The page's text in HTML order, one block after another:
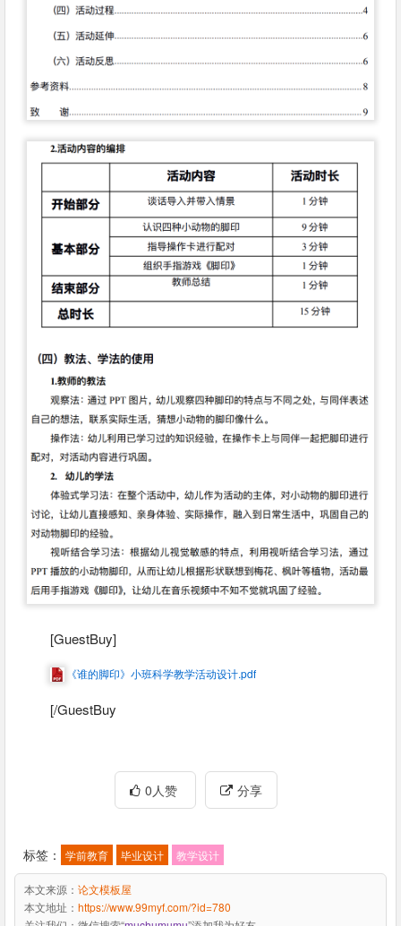
[GuestBuy]
《谁的脚印》⼩班科学教学活动设计.pdf
[/GuestBuy
0人赞 分享
标签： 学前教育 毕业设计 教学设计
本文来源： 论文模板屋
本文地址： https://www.99myf.com/?id=780